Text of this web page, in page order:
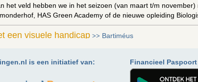
het veld hebben we in het seizoen (van maart t/m
HAS Green Academy of de nieuwe opleiding
een visuele handicap >> Bartiméus
Leren krediet
is een initiatief van: Financieel